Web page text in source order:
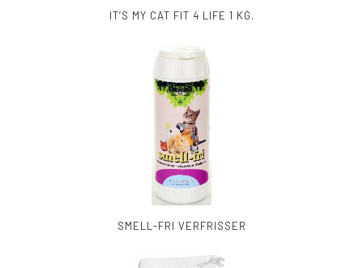
IT’S MY CAT FIT 4 LIFE 1 KG.
SMELL-FRI VERFRISSER